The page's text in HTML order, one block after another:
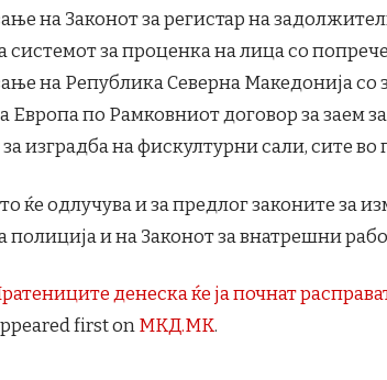
на Законот за регистар на
системот за проценка на лица со
на Република Северна Македонија со
Европа по Рамковниот договор за заем
изградба на фискултурни сали, сите во
ќе одлучува и за предлог законите за
полиција и на Законот за внатрешни
денеска ќе ја почнат
first on МКД.МК.